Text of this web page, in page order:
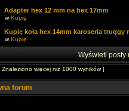
Adapter hex 12 mm na hex 17mm
wKupię
Kupię koła hex 14mm karoseria truggy
wKupię
Wyświetl posty
Znaleziono więcej niż 1000 wyników ]
forum